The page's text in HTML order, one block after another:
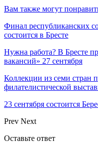
Вам также могут
Финал республиканских
состоится в Бресте
Нужна работа? В Бресте
вакансий» 27 сентября
Коллекции из семи стран
филателистической
23 сентября состоится
Prev Next
Оставьте ответ